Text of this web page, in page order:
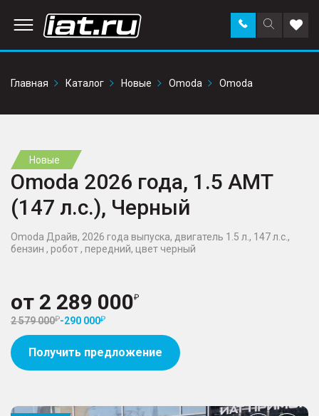
Поиск
по
Заказать
звонок в
Главная
Каталог Новые Omoda Omoda
Новые
Omoda 2026 года, 1.5 AMT
(147 л.с.), Черный
Omoda Драйв, 2026 года выпуска, двигатель 1.5 л., 147 л.с.,
бензин , робот , передний, цвет черный
от 2 289 000
2 579 000 -290 000
Получить предложение